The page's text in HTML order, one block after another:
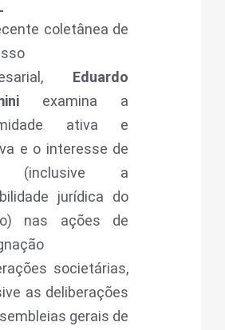
coletânea de
Eduardo
examina a
ativa e
e o interesse de
(inclusive a
jurídica do
nas ações de
societárias,
as deliberações
gerais de